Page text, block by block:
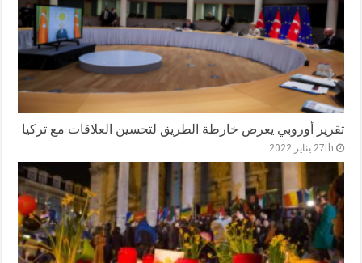
تقرير أوروبي يعرض خارطة الطريق لتحسين العلاقات مع تركيا
27th يناير 2022